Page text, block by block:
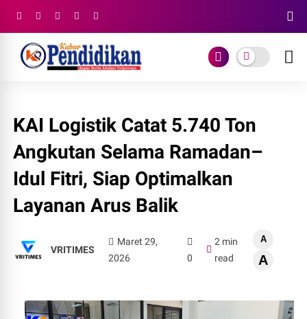
KAI Logistik Catat 5.740 Ton
Angkutan Selama Ramadan–
Idul Fitri, Siap Optimalkan
Layanan Arus Balik
VRITIMES
Maret 29,
2026
0
2 min
read
A
A